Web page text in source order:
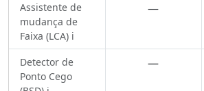
Assistente de
mudança de
Faixa (LCA) ℹ️
—
Detector de
Ponto Cego
—